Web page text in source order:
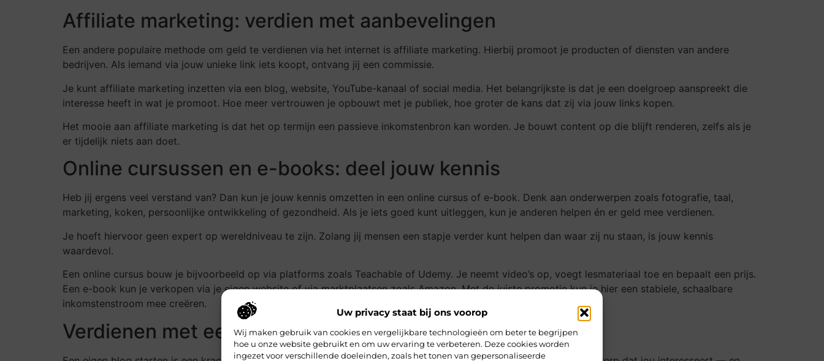
Uw privacy staat bij ons voorop
Wij maken gebruik van cookies en vergelijkbare technologieën om beter te begrijpen
hoe u onze website gebruikt en om uw ervaring te verbeteren. Deze cookies worden
ingezet voor verschillende doeleinden, zoals het tonen van gepersonaliseerde
Affiliate marketing: verdien met aanbevelingen
Een andere populaire methode om geld te verdienen via het internet is affiliate marketing. Hierbij promoot je producten of diensten van andere
bedrijven. Als iemand via jouw unieke link iets koopt, ontvang jij een commissie.
Je kunt affiliate marketing inzetten via een blog, website, YouTube-kanaal of social media. Het belangrijkste is dat je een doelgroep aanspreekt die
interesse heeft in wat je promoot. Hoe meer vertrouwen je opbouwt met je publiek, hoe groter de kans dat zij via jouw links kopen.
Het mooie aan affiliate marketing is dat het op termijn een passieve inkomstenbron kan worden. Je bouwt content op die blijft renderen, zelfs als je
er tijdelijk niets aan doet.
Online cursussen en e-books: deel jouw kennis
Heb jij ergens veel verstand van? Dan kun je jouw kennis omzetten in een online cursus of e-book. Denk aan onderwerpen zoals fotografie, taal,
marketing, koken, persoonlijke ontwikkeling of gezondheid. Als je iets goed kunt uitleggen, kun je anderen helpen én er geld mee verdienen.
Je hoeft hiervoor geen expert op wereldniveau te zijn. Zolang jij mensen een stapje verder kunt helpen dan waar zij nu staan, is jouw kennis
waardevol.
Een online cursus bouw je bijvoorbeeld op via platforms zoals Teachable of Udemy. Je neemt video’s op, voegt lesmateriaal toe en bepaalt een prijs.
Een e-book kun je verkopen via je eigen website of via marktplaatsen zoals Amazon. Met de juiste promotie kun je hier een stabiele, schaalbare
inkomstenstroom mee creëren.
Verdienen met een blog of nichewebsite